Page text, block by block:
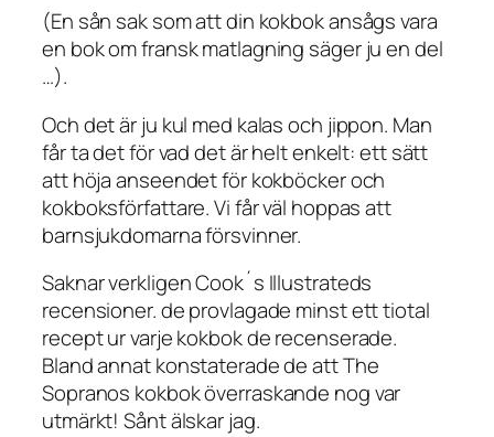
(En sån sak som att din kokbok ansågs vara
en bok om fransk matlagning säger ju en del
…).
Och det är ju kul med kalas och jippon. Man
får ta det för vad det är helt enkelt: ett sätt
att höja anseendet för kokböcker och
kokboksförfattare. Vi får väl hoppas att
barnsjukdomarna försvinner.
Saknar verkligen Cook´s Illustrateds
recensioner. de provlagade minst ett tiotal
recept ur varje kokbok de recenserade.
Bland annat konstaterade de att The
Sopranos kokbok överraskande nog var
utmärkt! Sånt älskar jag.